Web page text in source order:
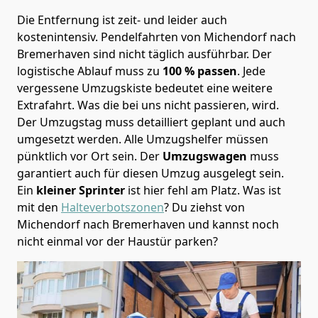
Die Entfernung ist zeit- und leider auch
kostenintensiv. Pendelfahrten von Michendorf nach
Bremer­haven sind nicht täglich ausführbar. Der
logistische Ablauf muss zu 100 % passen. Jede
vergessene Umzugskiste bedeutet eine weitere
Extrafahrt. Was die bei uns nicht passieren, wird.
Der Umzugstag muss detailliert geplant und auch
umgesetzt werden. Alle Umzugshelfer müssen
pünktlich vor Ort sein. Der Umzugswagen muss
garantiert auch für diesen Umzug ausgelegt sein.
Ein kleiner Sprinter ist hier fehl am Platz. Was ist
mit den Halteverbotszonen? Du ziehst von
Michendorf nach Bremer­haven und kannst noch
nicht einmal vor der Haustür parken?